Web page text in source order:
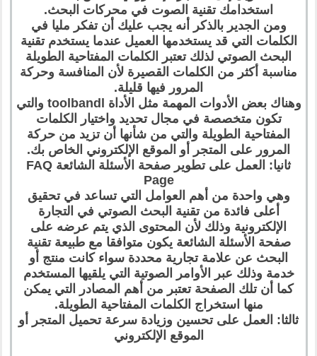
استخدامك تقنية الصوت في محركات البحث.
ومن الجدير بالذكر أنه يجب عليك أن تفكر مليا في
الكلمات التي قد يستخدمها العميل عندما يستخدم تقنية
البحث الصوتي لذلك تعتبر الكلمات المفتاحية الطويلة
مناسبة أكثر من الكلمات القصيرة لأن المنافسة وحركة
المرور فيها قليلة.
وهناك بعض الأدوات المهمة مثل الأداة toolbandl والتي
تكون متخصصة في مجال تحديد واختيار الكلمات
المفتاحية الطويلة والتي من شأنها أن تزيد من حركة
المرور على المتجر أو الموقع الإلكتروني الخاص بك.
ثانيا: العمل على تطوير صفحة الأسئلة الشائعة FAQ
Page
وهي واحدة من أهم العوامل التي تساعد في تحقيق
أعلى فائدة من تقنية البحث الصوتي في التجارة
الإلكترونية وذلك لأن المحتوى الذي يتم عرضه على
صفحة الأسئلة الشائعة يكون متوافقا مع طبيعة تقنية
البحث عن علامة تجارية محددة سواء كانت منتج أو
خدمة وذلك عبر الأوامر الصوتية التي يلقيها المستخدم
كما أن تلك الصفحة تعتبر من أهم المصادر التي يمكن
منها استخراج الكلمات المفتاحية الطويلة.
ثالثا: العمل على تحسين وزيادة سرعة تحميل المتجر أو
الموقع الإلكتروني